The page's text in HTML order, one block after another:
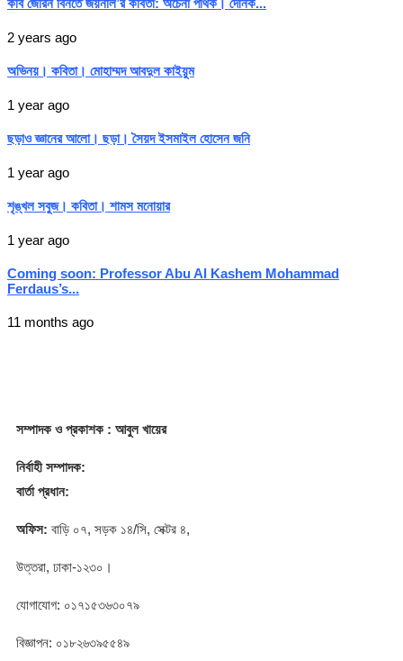
কবি জেরিন বিনতে জয়নাল’র কবিতা: অচেনা পথিক। দৈনিক...
2 years ago
অভিনয়। কবিতা। মোহাম্মদ আবদুল কাইয়ুম
1 year ago
ছড়াও জ্ঞানের আলো। ছড়া। সৈয়দ ইসমাইল হোসেন জনি
1 year ago
শৃঙ্খল সবুজ। কবিতা। শামস মনোয়ার
1 year ago
Coming soon: Professor Abu Al Kashem Mohammad
Ferdaus’s...
11 months ago
সম্পাদকও প্রকাশক : আবুল খায়ের
নির্বাহী সম্পাদক:
বার্তা প্রধান:
অফিস: বাড়ি ০৭, সড়ক ১৪/সি, সেক্টর ৪,
উত্তরা, ঢাকা-১২৩০।
যোগাযোগ: ০১৭১৫৩৬৩০৭৯
বিজ্ঞাপন: ০১৮২৬৩৯৫৫৪৯